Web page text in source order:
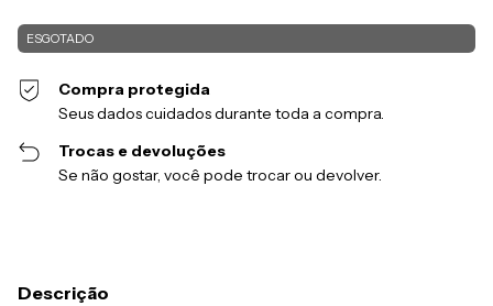
Compra protegida
Seus dados cuidados durante toda a compra.
Trocas e devoluções
Se não gostar, você pode trocar ou devolver.
Descrição